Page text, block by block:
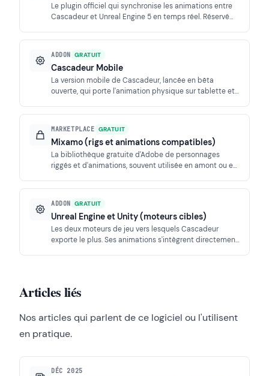
Le plugin officiel qui synchronise les animations entre
Cascadeur et Unreal Engine 5 en temps réel. Réservé
moteur d'Epic.
ADDON GRATUIT
Cascadeur Mobile
La version mobile de Cascadeur, lancée en bêta
ouverte, qui porte l'animation physique sur tablette et
du bureau.
MARKETPLACE GRATUIT
Mixamo (rigs et animations compatibles)
La bibliothèque gratuite d'Adobe de personnages
riggés et d'animations, souvent utilisée en amont ou en
retravailler des mouvements.
ADDON GRATUIT
Unreal Engine et Unity (moteurs cibles)
Les deux moteurs de jeu vers lesquels Cascadeur
exporte le plus. Ses animations s'intègrent directement
Articles liés
Nos articles qui parlent de ce logiciel ou l'utilisent
en pratique.
DÉC 2025